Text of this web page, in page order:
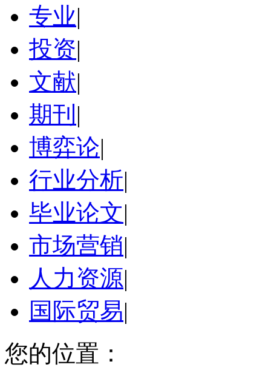
专业|
投资|
文献|
期刊 |
博弈论|
行业分析|
毕业论文|
市场营销|
人力资源|
国际贸易|
您的位置：